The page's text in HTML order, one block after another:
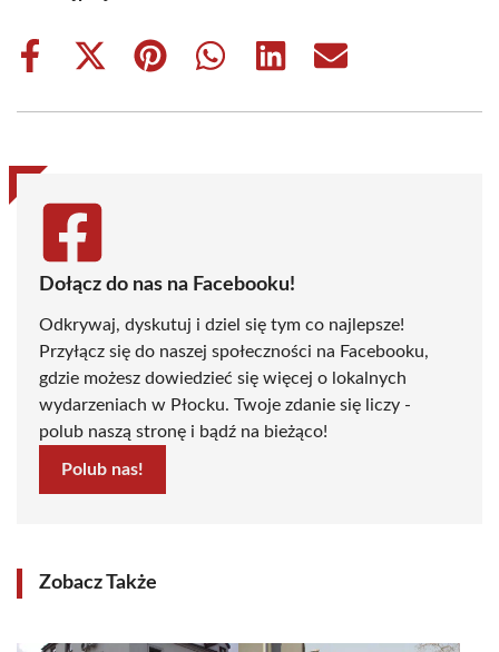
Share
Share
(Twitter)
Share
Share
Share
Share
Dołącz do nas na Facebooku!
Odkrywaj, dyskutuj i dziel się tym co najlepsze!
Przyłącz się do naszej społeczności na Facebooku,
gdzie możesz dowiedzieć się więcej o lokalnych
wydarzeniach w Płocku. Twoje zdanie się liczy -
polub naszą stronę i bądź na bieżąco!
Polub nas!
Zobacz Także